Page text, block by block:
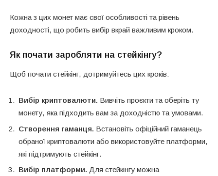
Кожна з цих монет має свої особливості та рівень
доходності, що робить вибір вкрай важливим кроком.
Як почати заробляти на стейкінгу?
Щоб почати стейкінг, дотримуйтесь цих кроків:
Вибір криптовалюти. Вивчіть проєкти та оберіть ту
монету, яка підходить вам за доходністю та умовами.
Створення гаманця. Встановіть офіційний гаманець
обраної криптовалюти або використовуйте платформи,
які підтримують стейкінг.
Вибір платформи. Для стейкінгу можна